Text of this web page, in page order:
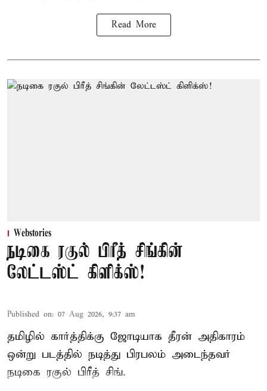
Read More
Webstories
நடிகை ரகுல் பிரீத் சிங்கின்
லேட்டஸ்ட் கிளிக்ஸ்!
Published on: 07 Aug 2026, 9:37 am
தமிழில் கார்த்திக்கு ஜோடியாக தீரன் அதிகாரம்
ஒன்று படத்தில் நடித்து பிரபலம் அடைந்தவர்
நடிகை ரகுல் பிரீத் சிங்.